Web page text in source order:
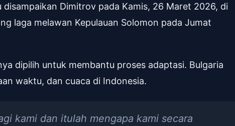
Dimitrov pada Kamis, 26 Maret 2026, di
laga melawan Kepulauan Solomon pada Jumat
dipilih untuk membantu proses adaptasi. Bulgaria
waktu, dan cuaca di Indonesia.
kami dan itulah mengapa kami secara